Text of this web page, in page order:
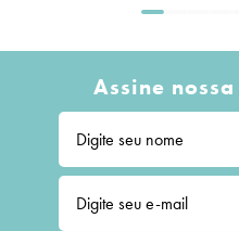
Assine nossa